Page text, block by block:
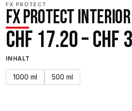
FX PROTECT
FX PROTECT
CHF 17.20–CHF
INHALT
1000 ml 500 ml